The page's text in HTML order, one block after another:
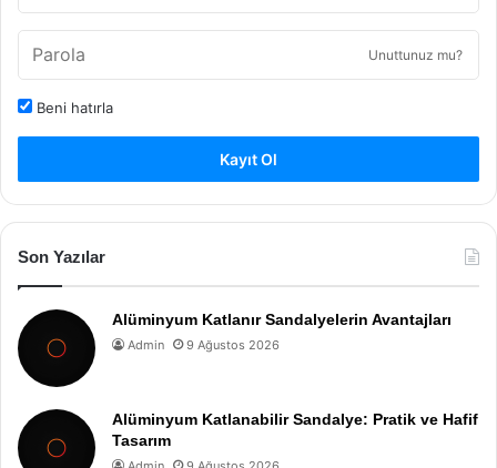
Unuttunuz mu?
Beni hatırla
Kayıt Ol
Son Yazılar
Alüminyum Katlanır Sandalyelerin Avantajları
Admin 9 Ağustos 2026
Alüminyum Katlanabilir Sandalye: Pratik ve Hafif
Tasarım